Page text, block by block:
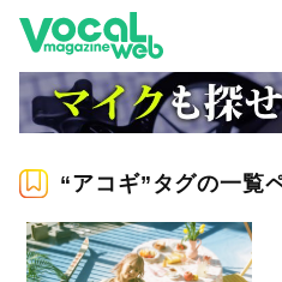
“アコギ”タグの一覧